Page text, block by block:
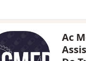
Ac